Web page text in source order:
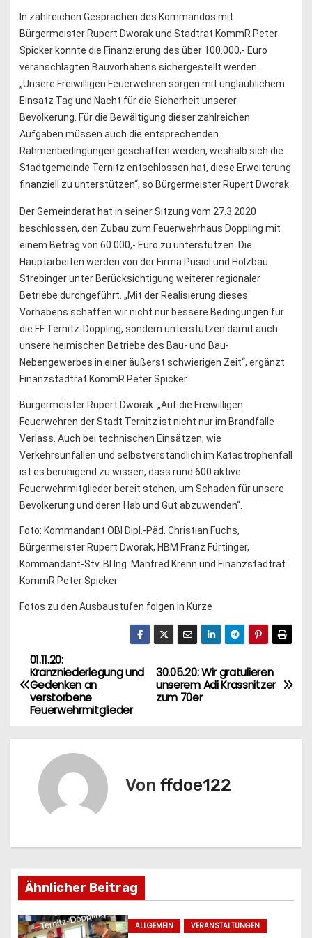
In zahlreichen Gesprächen des Kommandos mit
Bürgermeister Rupert Dworak und Stadtrat KommR Peter
Spicker konnte die Finanzierung des über 100.000,- Euro
veranschlagten Bauvorhabens sichergestellt werden.
„Unsere Freiwilligen Feuerwehren sorgen mit unglaublichem
Einsatz Tag und Nacht für die Sicherheit unserer
Bevölkerung. Für die Bewältigung dieser zahlreichen
Aufgaben müssen auch die entsprechenden
Rahmenbedingungen geschaffen werden, weshalb sich die
Stadtgemeinde Ternitz entschlossen hat, diese Erweiterung
finanziell zu unterstützen“, so Bürgermeister Rupert Dworak.
Der Gemeinderat hat in seiner Sitzung vom 27.3.2020
beschlossen, den Zubau zum Feuerwehrhaus Döppling mit
einem Betrag von 60.000,- Euro zu unterstützen. Die
Hauptarbeiten werden von der Firma Pusiol und Holzbau
Strebinger unter Berücksichtigung weiterer regionaler
Betriebe durchgeführt. „Mit der Realisierung dieses
Vorhabens schaffen wir nicht nur bessere Bedingungen für
die FF Ternitz-Döppling, sondern unterstützen damit auch
unsere heimischen Betriebe des Bau- und Bau-
Nebengewerbes in einer äußerst schwierigen Zeit“, ergänzt
Finanzstadtrat KommR Peter Spicker.
Bürgermeister Rupert Dworak: „Auf die Freiwilligen
Feuerwehren der Stadt Ternitz ist nicht nur im Brandfalle
Verlass. Auch bei technischen Einsätzen, wie
Verkehrsunfällen und selbstverständlich im Katastrophenfall
ist es beruhigend zu wissen, dass rund 600 aktive
Feuerwehrmitglieder bereit stehen, um Schaden für unsere
Bevölkerung und deren Hab und Gut abzuwenden“.
Foto: Kommandant OBI Dipl.-Päd. Christian Fuchs,
Bürgermeister Rupert Dworak, HBM Franz Fürtinger,
Kommandant-Stv. BI Ing. Manfred Krenn und Finanzstadtrat
KommR Peter Spicker
Fotos zu den Ausbaustufen folgen in Kürze
B
e
g
s
n
a
30.05.20: Wir gratulieren
unserem Adi Krassnitzer
zum 70er
01.11.20:
Kranzniederlegung und
Gedenken an
verstorbene
Feuerwehrmitglieder
Von ffdoe122
Ähnlicher Beitrag
ALLGEMEIN VERANSTALTUNGEN